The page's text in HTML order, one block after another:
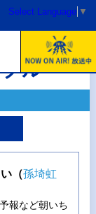
Select Language ▼
ル
（孫埼虹
報など朝いち